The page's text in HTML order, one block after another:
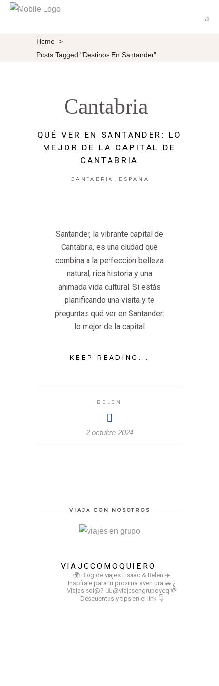
Home >
Posts Tagged "destinos En Santander"
Cantabria
QUÉ VER EN SANTANDER: LO
MEJOR DE LA CAPITAL DE
CANTABRIA
CANTABRIA ESPAÑA
Santander, la vibrante capital de
Cantabria, es una ciudad que
combina a la perfección belleza
natural, rica historia y una
animada vida cultural. Si estás
planificando una visita y te
preguntas qué ver en Santander:
lo mejor de la capital
KEEP READING...
BELEN
2 octubre 2024
VIAJA CON NOSOTROS
VIAJOCOMOQUIERO
🌍 Blog de viajes | Isaac & Belen ✈️
Inspírate para tu proxima aventura 🚗 ¿
Viajas sol@? 👉🏻@viajesengrupovcq 💸
Descuentos y tips en el link 👇